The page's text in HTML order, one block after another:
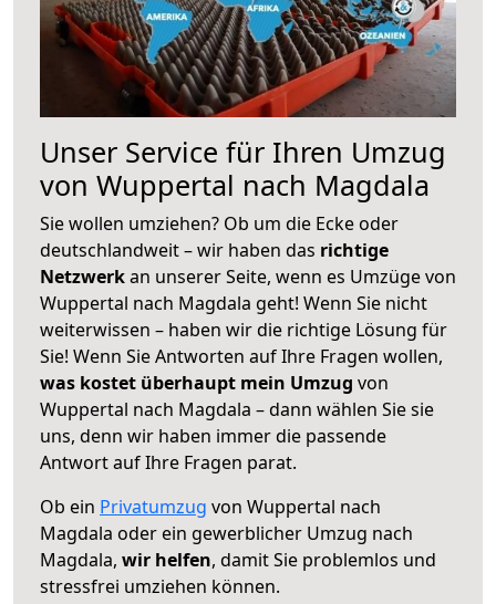
Unser Service für Ihren Umzug
von Wuppertal nach Magdala
Sie wollen umziehen? Ob um die Ecke oder
deutschlandweit – wir haben das richtige
Netzwerkan unserer Seite, wenn es Umzüge von
Wuppertal nach Magdala geht! Wenn Sie nicht
weiterwissen – haben wir die richtige Lösung für
Sie! Wenn Sie Antworten auf Ihre Fragen wollen,
was kostet überhaupt mein Umzug von
Wuppertal nach Magdala – dann wählen Sie sie
uns, denn wir haben immer die passende
Antwort auf Ihre Fragen parat.
Ob ein Privatumzug von Wuppertal nach
Magdala oder ein gewerblicher Umzug nach
Magdala, wir helfen, damit Sie problemlos und
stressfrei umziehen können.